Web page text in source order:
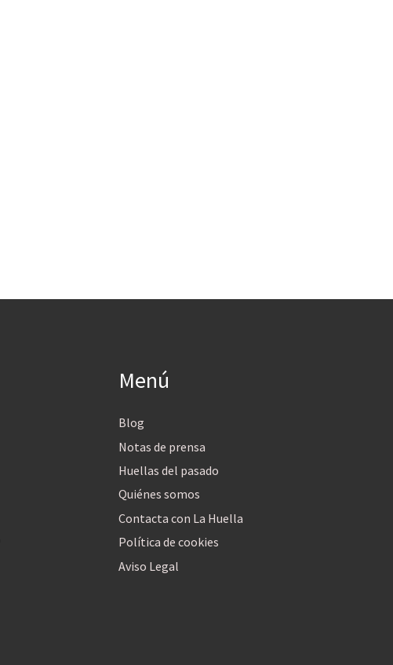
Menú
Blog
Notas de prensa
Huellas del pasado
Quiénes somos
Contacta con La Huella
Política de cookies
Aviso Legal